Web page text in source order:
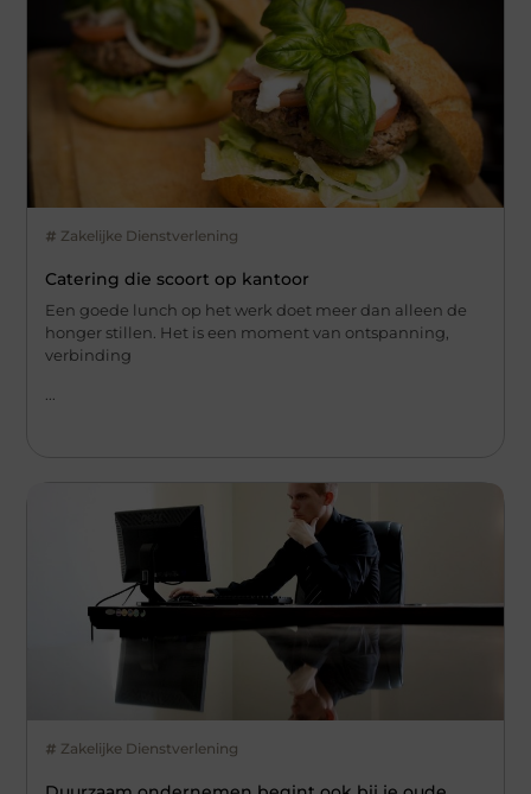
Zakelijke Dienstverlening
Catering die scoort op kantoor
Een goede lunch op het werk doet meer dan alleen de
honger stillen. Het is een moment van ontspanning,
verbinding
Zakelijke Dienstverlening